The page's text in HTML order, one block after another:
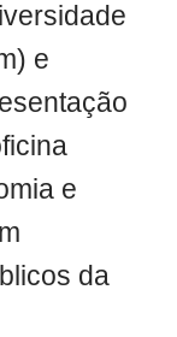
e
e
da